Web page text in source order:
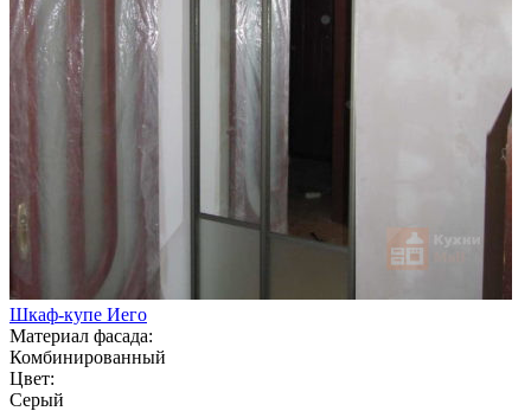
Шкаф-купе Иего
Материал фасада:
Комбинированный
Цвет:
Серый